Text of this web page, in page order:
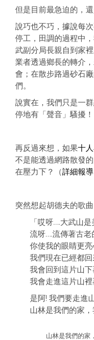
但是目前最急迫的，還
說巧也不巧，據說每
停工，田調的過程中
武副分局長親自到家
業者透過鄉長的轉介
會；在散步路過砂石
們。
說實在，我們只是一
停地有「聲音」騷擾！
再反過來想，如果十
不是能透過網路散發
在壓力下？（詳細報導
突然想起胡德夫的歌
「哎呀….大武山
流呀….流傳著古老
你使我的眼睛更
我們現在已經都
我會回到這片山
我會走進這片山裡
是阿! 我們要走進
山林是我們的家，
山林是我們的家